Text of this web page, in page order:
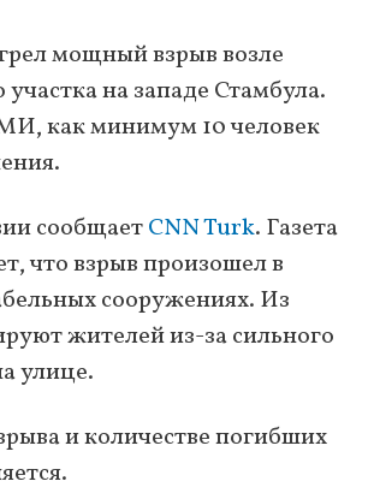
мощный взрыв возле
на западе Стамбула.
как минимум 10 человек
сообщаетCNN Turk. Газета
что взрыв произошел в
сооружениях. Из
жителей из-за сильного
улице.
и количестве погибших